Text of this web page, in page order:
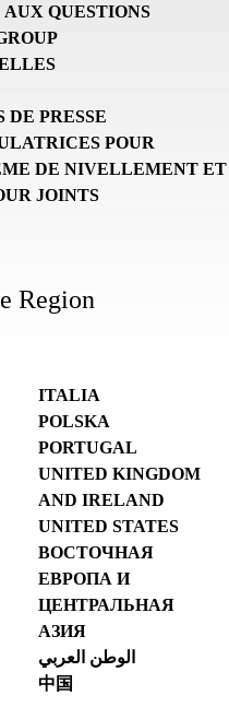
AUX QUESTIONS
DE PRESSE
POUR
DE NIVELLEMENT ET
JOINTS
Region
ITALIA
POLSKA
PORTUGAL
UNITED KINGDOM
AND IRELAND
UNITED STATES
ВОСТОЧНАЯ
ЕВРОПА И
ЦЕНТРАЛЬНАЯ
АЗИЯ
الوطن العربي
中国